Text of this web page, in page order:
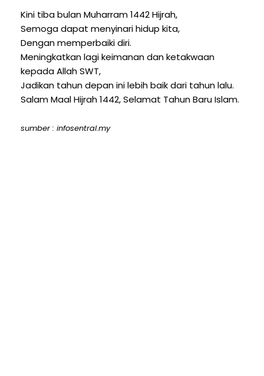
Kini tiba bulan Muharram 1442 Hijrah,
Semoga dapat menyinari hidup kita,
Dengan memperbaiki diri.
Meningkatkan lagi keimanan dan ketakwaan
kepada Allah SWT,
Jadikan tahun depan ini lebih baik dari tahun lalu.
Salam Maal Hijrah 1442, Selamat Tahun Baru Islam.
sumber : infosentral.my